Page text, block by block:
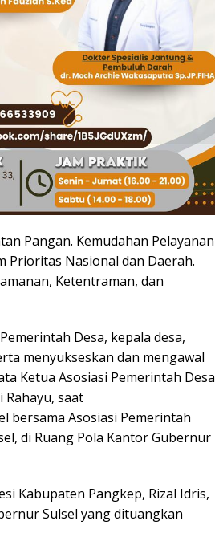
Pangan. Kemudahan Pelayanan
Prioritas Nasional dan Daerah.
Ketentraman, dan
Desa, kepala desa,
menyukseskan dan mengawal
Ketua Asosiasi Pemerintah Desa
Rahayu, saat
bersama Asosiasi Pemerintah
di Ruang Pola Kantor Gubernur
Kabupaten Pangkep, Rizal Idris,
Sulsel yang dituangkan